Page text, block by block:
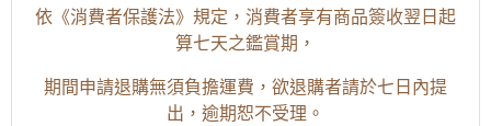
依《消費者保護法》規定，消費者享有商品簽收翌日起
算七天之鑑賞期，
期間申請退購無須負擔運費，欲退購者請於七日內提
出，逾期恕不受理。